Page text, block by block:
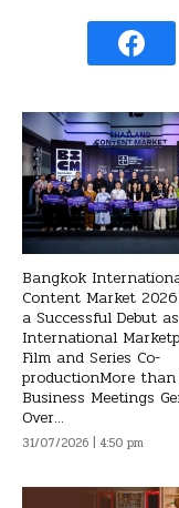
Bangkok
Content Market
a Successful Debut
International
Film and Series Co-
productionMore than
Business Meetings
Over...
31/07/2026 | 4:50 pm